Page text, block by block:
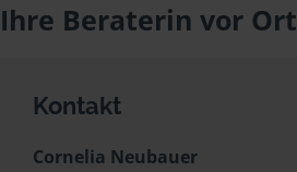
Ihre Beraterin vor Ort
Kontakt
Cornelia Neubauer